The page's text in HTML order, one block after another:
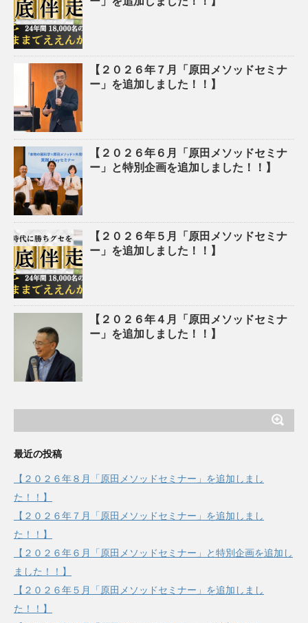
【２０２６年７月「原田メソッドセミナ
ー」を追加しました！！】
【２０２６年６月「原田メソッドセミナ
ー」と特別企画を追加しました！！】
【２０２６年５月「原田メソッドセミナ
ー」を追加しました！！】
【２０２６年４月「原田メソッドセミナ
ー」を追加しました！！】
最近の投稿
【２０２６年８月「原田メソッドセミナー」を追加しまし
た！！】
【２０２６年７月「原田メソッドセミナー」を追加しまし
た！！】
【２０２６年６月「原田メソッドセミナー」と特別企画を追加し
ました！！】
【２０２６年５月「原田メソッドセミナー」を追加しまし
た！！】